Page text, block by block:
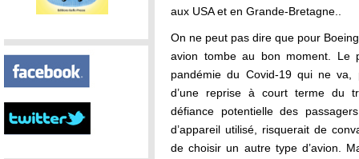
aux USA et en Grande-Bretagne..
On ne peut pas dire que pour
avion tombe au bon moment. Le
pandémie du Covid-19 qui ne va,
d’une reprise à court terme du
défiance potentielle des
d’appareil utilisé, risquerait de
de choisir un autre type d’avion.